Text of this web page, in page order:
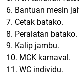
6. Bantuan mesin
7. Cetak batako.
8. Peralatan batako.
9. Kalip jambu.
10. MCK karnaval.
11. WC individu.